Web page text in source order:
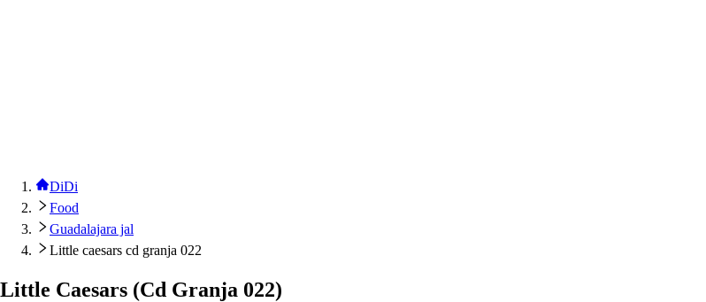
DiDi
Food
Guadalajara jal
Little caesars cd granja 022
Little Caesars (Cd Granja 022)